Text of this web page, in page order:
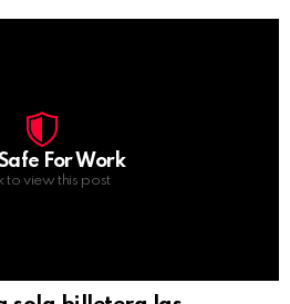
For Work
to view this post